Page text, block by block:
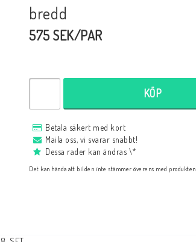
bredd
575 SEK/PAR
KÖP
Betala säkert med kort
Maila oss, vi svarar snabbt!
Dessa rader kan ändras \*
Det kan hända att bilden inte stämmer överens med produkten.